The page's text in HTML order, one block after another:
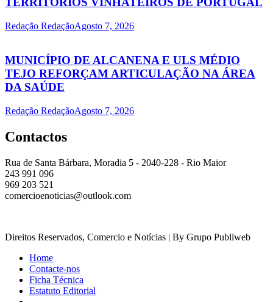
Redação RedaçãoAgosto 7, 2026
MUNICÍPIO DE ALCANENA E ULS MÉDIO
TEJO REFORÇAM ARTICULAÇÃO NA ÁREA
DA SAÚDE
Redação RedaçãoAgosto 7, 2026
Contactos
Rua de Santa Bárbara, Moradia 5 - 2040-228 - Rio Maior
243 991 096
969 203 521
comercioenoticias@outlook.com
Direitos Reservados, Comercio e Notícias | By Grupo Publiweb
Home
Contacte-nos
Ficha Técnica
Estatuto Editorial